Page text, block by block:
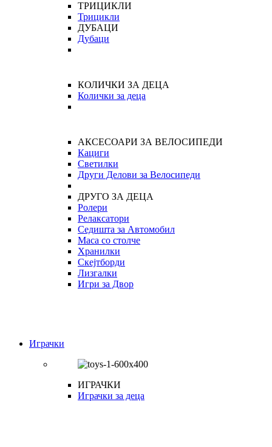
ТРИЦИКЛИ
Трицикли
ДУБАЦИ
Дубаци
КОЛИЧКИ ЗА ДЕЦА
Колички за деца
АКСЕСОАРИ ЗА ВЕЛОСИПЕДИ
Кациги
Светилки
Други Делови за Велосипеди
ДРУГО ЗА ДЕЦА
Ролери
Релаксатори
Седишта за Автомобил
Маса со столче
Хранилки
Скејтборди
Лизгалки
Игри за Двор
Играчки
ИГРАЧКИ
Играчки за деца